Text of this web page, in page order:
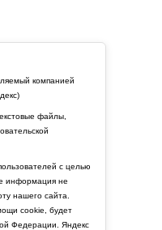
компанией
файлы,
с целью
информация не
нашего сайта.
cookie, будет
Федерации. Яндекс